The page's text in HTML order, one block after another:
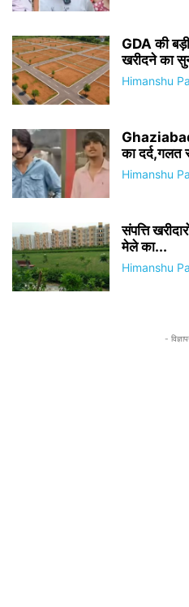
GDA की
खरीदने का
Himanshu
का
Himanshu
संपत्ति
मेले का...
Himanshu
-